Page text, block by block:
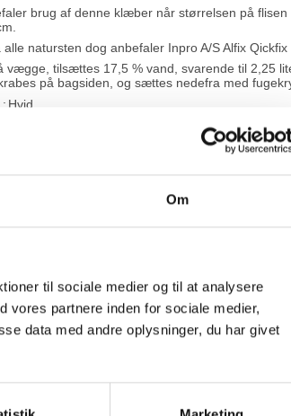
Om
til sociale medier og til at analysere
vores partnere inden for sociale medier,
data med andre oplysninger, du har givet
brug af denne klæber når størrelsen på
alle natursten dog anbefaler Inpro A/S Alfix
vægge, tilsættes 17,5 % vand, svarende til 2,25
på bagsiden, og sættes nedefra med
: Hvid.
Cemetbaseret, frostsikker, vandfast, ekstra let
:Gennemsnitlig 2,2 kg./m .
være bæredygtigt, stabilt, sammenhængende,
planhed afhænger af flisestørrelsen.
på gamle fliser kontrolleres det, at fliserne sidder